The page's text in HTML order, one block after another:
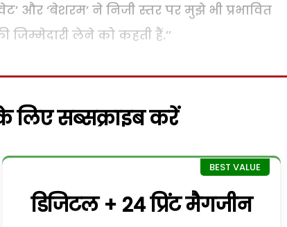
और ‘बेशरम’ ने निजी स्तर पर मुझे भी प्रभावित
लेने को कहती हैं.’’
सब्सक्राइब करें
डिजिटल + 24 प्रिंट मैगजीन